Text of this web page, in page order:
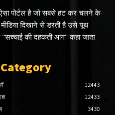
ऐसा पोर्टल है जो सबसे हट कर चलने के
दिखाने से डरती है उसे यूथ
की दहकती आग" कहा जाता
12443
12433
3430